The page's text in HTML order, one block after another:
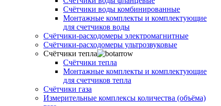
Счётчики воды комбинированные
Монтажные комплекты и комплектующие
для счетчиков воды
Счётчики-расходомеры электромагнитные
Счётчики-расходомеры ультрозвуковые
Счётчики тепла
Счётчики тепла
Монтажные комплекты и комплектующие
для счетчиков тепла
Счётчики газа
Измерительные комплексы количества (объёма)